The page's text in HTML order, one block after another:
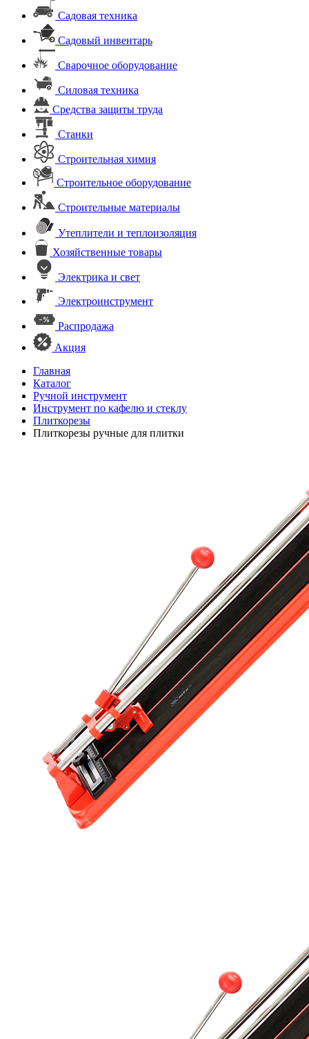
Садовая техника
Садовый инвентарь
Сварочное оборудование
Силовая техника
Средства защиты труда
Станки
Строительная химия
Строительное оборудование
Строительные материалы
Утеплители и теплоизоляция
Хозяйственные товары
Электрика и свет
Электроинструмент
Распродажа
Акция
Главная
Каталог
Ручной инструмент
Инструмент по кафелю и стеклу
Плиткорезы
Плиткорезы ручные для плитки